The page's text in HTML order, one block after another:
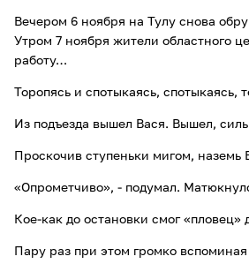
Вечером 6 ноября на Тулу снова
Утром 7 ноября жители областного
работу…
Торопясь и спотыкаясь, спотыкаясь,
Из подъезда вышел Вася. Вышел,
Проскочив ступеньки мигом, наземь
«Опрометчиво», - подумал.
Кое-как до остановки смог «пловец»
Пару раз при этом громко вспоминая